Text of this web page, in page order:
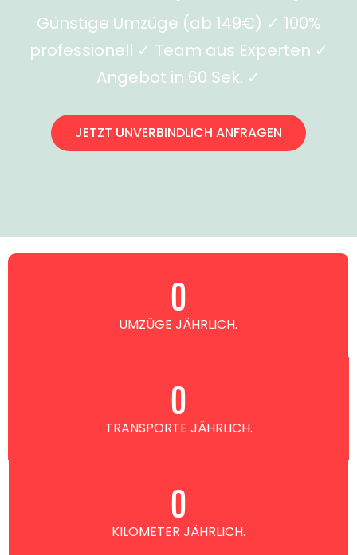
Günstige Umzüge (ab 149€) ✓ 100%
professionell ✓ Team aus Experten ✓
Angebot in 60 Sek. ✓
JETZT UNVERBINDLICH ANFRAGEN
UMZÜGE JÄHRLICH.
0
TRANSPORTE JÄHRLICH.
0
KILOMETER JÄHRLICH.
0